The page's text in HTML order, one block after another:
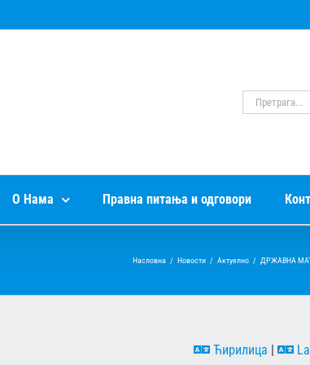
Претрага
за:
О Нама Правна питања и одговори
Насловна / Новости / Актуелно / ДРЖАВНА
Ћирилица